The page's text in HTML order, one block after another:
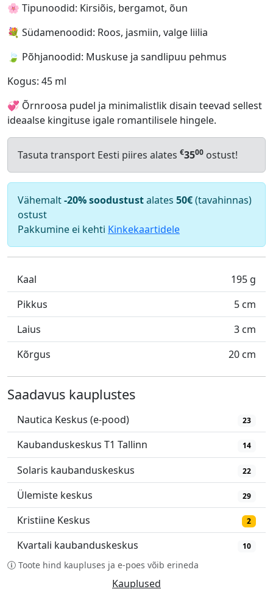
🌸 Tipunoodid: Kirsiõis, bergamot, õun
💐 Südamenoodid: Roos, jasmiin, valge liilia
🍃 Põhjanoodid: Muskuse ja sandlipuu pehmus
Kogus: 45 ml
💞 Õrnroosa pudel ja minimalistlik disain teevad sellest
ideaalse kingituse igale romantilisele hingele.
Tasuta transport Eesti piires alates €3500 ostust!
Vähemalt-20% soodustustalates 50€(tavahinnas)
ostust
Pakkumine ei kehti Kinkekaartidele
Kaal
195 g
Pikkus
5 cm
Laius
3 cm
Kõrgus
20 cm
Saadavus kauplustes
Nautica Keskus (e-pood) 23
Kaubanduskeskus T1 Tallinn 14
Solaris kaubanduskeskus 22
Ülemiste keskus 29
Kristiine Keskus 2
Kvartali kaubanduskeskus 10
Toote hind kaupluses ja e-poes võib erineda
Kauplused